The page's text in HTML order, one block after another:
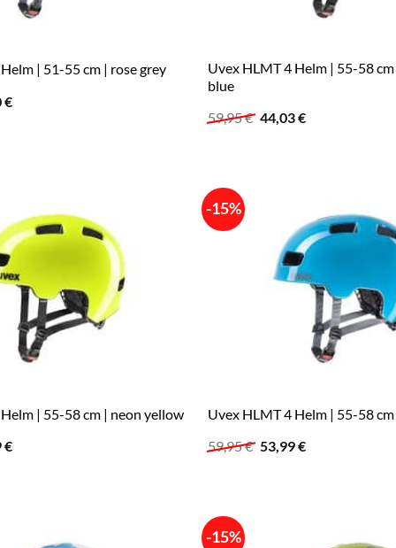
| 51-55 cm | rose grey
€Aktueller
Uvex HLMT 4 Helm | 55-58 cm
blue
59,95€ Ursprünglicher
Preis
44,03€Aktueller
| 55-58 cm | neon yellow
€Aktueller
-15%
Uvex HLMT 4 Helm | 55-58
59,95€ Ursprünglicher
Preis
53,99€Aktueller
-15%